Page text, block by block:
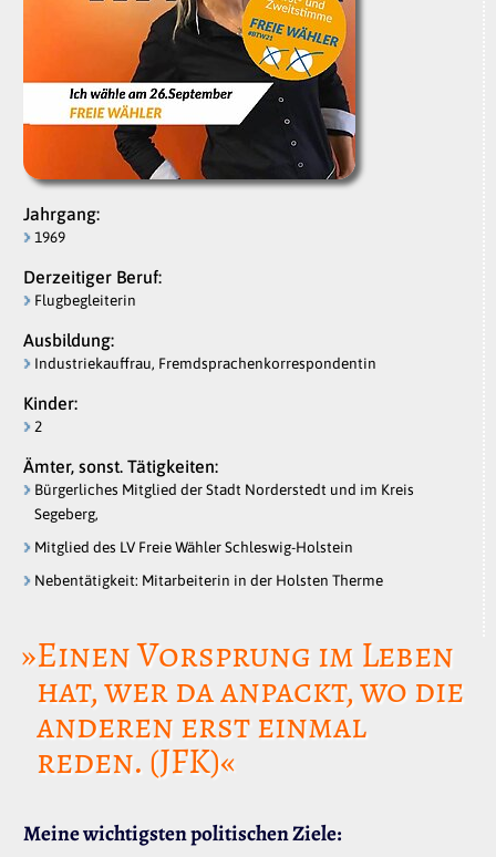
Jahrgang:
1969
Derzeitiger Beruf:
Flugbegleiterin
Ausbildung:
Industriekauffrau, Fremdsprachenkorrespondentin
Kinder:
2
Ämter, sonst. Tätigkeiten:
Bürgerliches Mitglied der Stadt Norderstedt und im Kreis
Segeberg,
Mitglied des LV Freie Wähler Schleswig-Holstein
Nebentätigkeit: Mitarbeiterin in der Holsten Therme
»Einen Vorsprung im Leben
hat, wer da anpackt, wo die
anderen erst einmal
reden. (JFK)«
Meine wichtigsten politischen Ziele: